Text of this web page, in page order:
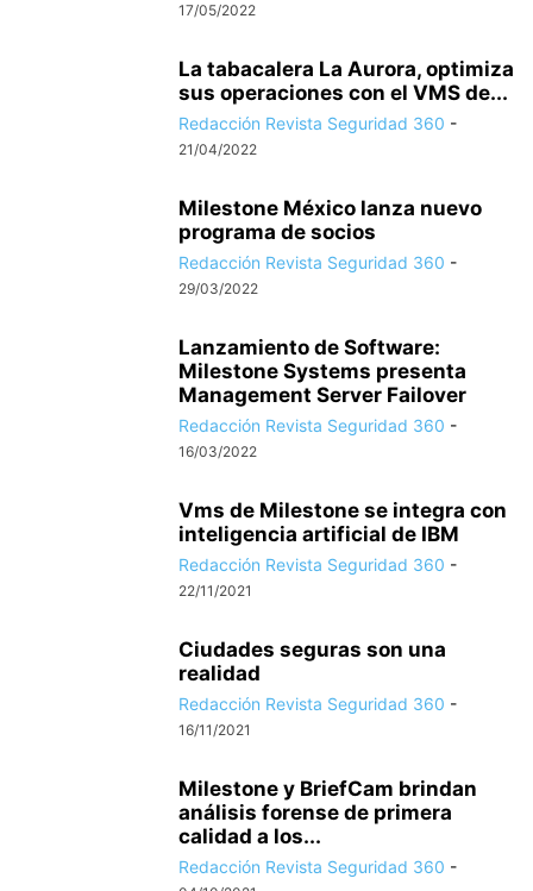
17/05/2022
La tabacalera La Aurora, optimiza
sus operaciones con el VMS de...
Redacción Revista Seguridad 360 -
21/04/2022
Milestone México lanza nuevo
programa de socios
Redacción Revista Seguridad 360 -
29/03/2022
Lanzamiento de Software:
Milestone Systems presenta
Management Server Failover
Redacción Revista Seguridad 360 -
16/03/2022
Vms de Milestone se integra con
inteligencia artificial de IBM
Redacción Revista Seguridad 360 -
22/11/2021
Ciudades seguras son una
realidad
Redacción Revista Seguridad 360 -
16/11/2021
Milestone y BriefCam brindan
análisis forense de primera
calidad a los...
Redacción Revista Seguridad 360 -